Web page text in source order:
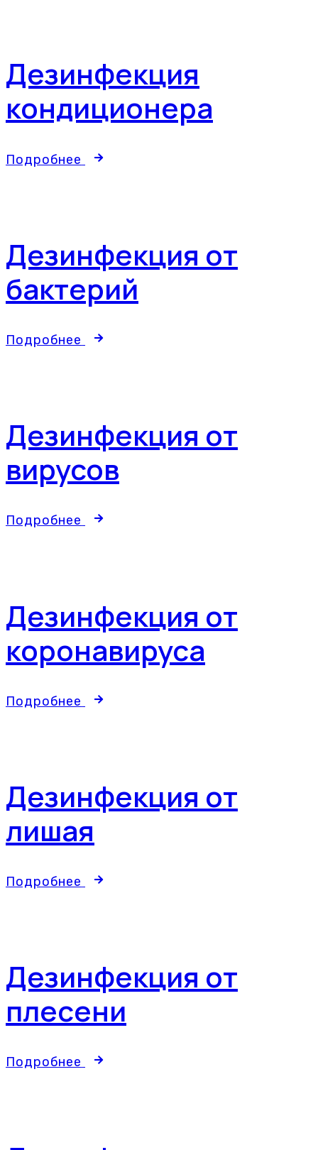
Дезинфекция
кондиционера
Подробнее
Дезинфекция от
бактерий
Подробнее
Дезинфекция от
вирусов
Подробнее
Дезинфекция от
коронавируса
Подробнее
Дезинфекция от
лишая
Подробнее
Дезинфекция от
плесени
Подробнее